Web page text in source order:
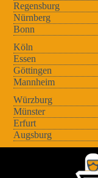
Regensburg
Nürnberg
Bonn
Köln
Essen
Göttingen
Mannheim
Würzburg
Münster
Erfurt
Augsburg